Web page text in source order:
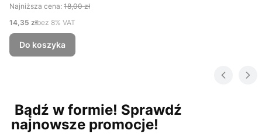
Najniższa cena: 18,00 zł
Cena netto
14,35 złbez 8% VAT
Do koszyka
Bądź w formie! Sprawdź
najnowsze promocje!